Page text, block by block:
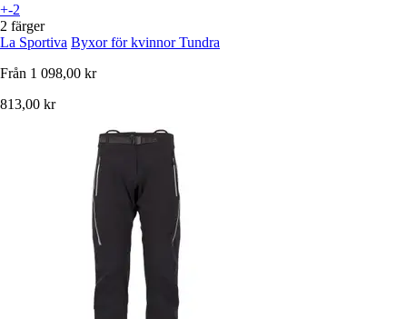
+-2
2 färger
La Sportiva Byxor för kvinnor Tundra
Från 1 098,00 kr
813,00 kr